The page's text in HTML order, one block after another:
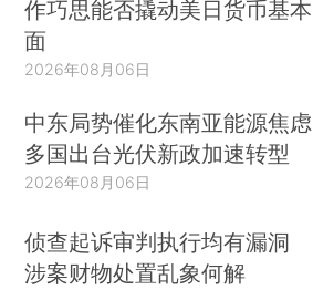
作巧思能否撬动美日货币基本
面
2026年08月06日
中东局势催化东南亚能源焦虑
多国出台光伏新政加速转型
2026年08月06日
侦查起诉审判执行均有漏洞
涉案财物处置乱象何解